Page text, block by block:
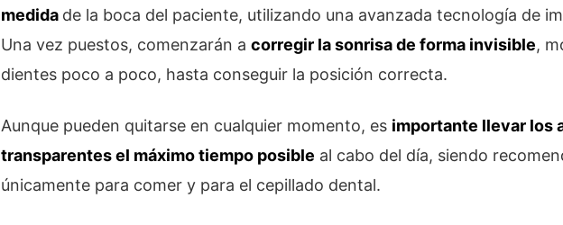
medida de la boca del paciente, utilizando una avanzada tecnología de
Una vez puestos, comenzarán a corregir la sonrisa de forma invisible,
dientes poco a poco, hasta conseguir la posición correcta.
Aunque pueden quitarse en cualquier momento, es importante llevar los
transparentes el máximo tiempo posible al cabo del día, siendo
únicamente para comer y para el cepillado dental.